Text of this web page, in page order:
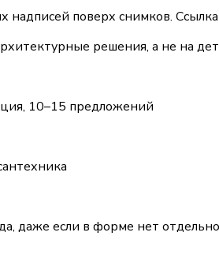
поверх снимков.
решения, а не на
10–15 предложений
даже если в форме нет